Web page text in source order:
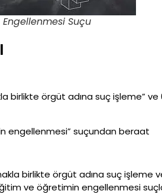
Engellenmesi Suçu
birlikte örgüt adına suç işleme” ve
engellenmesi” suçundan beraat
birlikte örgüt adına suç işleme
ve öğretimin engellenmesi